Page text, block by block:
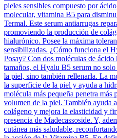
pieles sensibles compuesto por
molecular, vitamina B5 para
Termal. Este serum antiarrugas
promoviendo la producción de
hialurónico. Posee la máxima
sensibilizadas. ¿Cómo funciona el
Posay? Con dos moléculas de
tamaños, el Hyalu B5 serum no
la piel, sino también rellenarla. La
la superficie de la piel y ayuda a
molécula más pequeña penetra más
volumen de la piel. También ayuda
colágeno y mejora la elasticidad y
presencia de Madecassoside. Y,
cutánea más saludable,